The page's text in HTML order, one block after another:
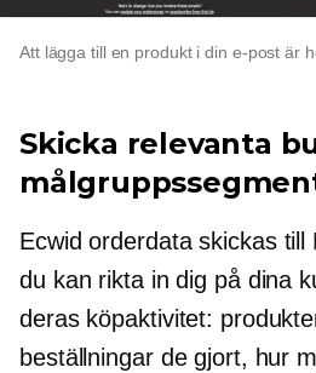
Att lägga till en produkt i din e-post är
Skicka relevanta
Ecwid orderdata skickas till
du kan rikta in dig på dina
deras köpaktivitet:
beställningar de gjort, hur